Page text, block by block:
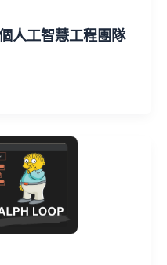
人工智慧工程團隊